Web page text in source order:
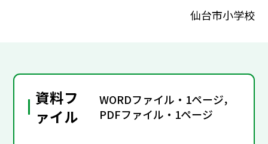
仙台市小学校
資料フ
ァイル
WORDファイル・1ページ，
PDFファイル・1ページ